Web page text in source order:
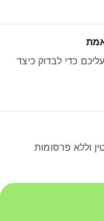
כדי לבדוק כיצד
וללא פרסומות